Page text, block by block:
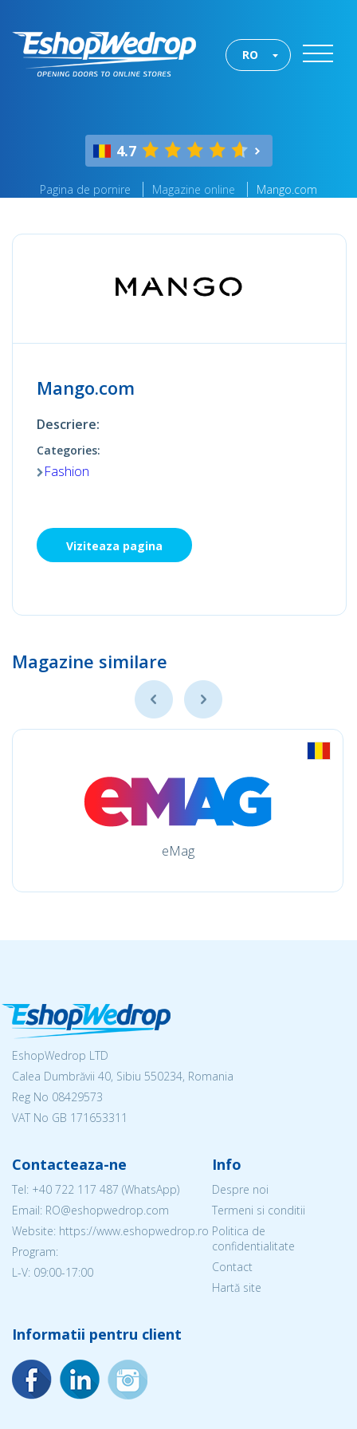
RO
4.7
Pagina de pornire Magazine online Mango.com
Mango.com
Descriere:
Categories:
Fashion
Viziteaza pagina
Magazine similare
eMag
EshopWedrop LTD
Calea Dumbrăvii 40, Sibiu 550234, Romania
Reg No 08429573
VAT No GB 171653311
Contacteaza-ne
Tel: +40 722 117 487 (WhatsApp)
Email: RO@eshopwedrop.com
Website: https://www.eshopwedrop.ro
Program:
L-V: 09:00-17:00
Info
Despre noi
Termeni si conditii
Politica de
confidentialitate
Contact
Hartă site
Informatii pentru client